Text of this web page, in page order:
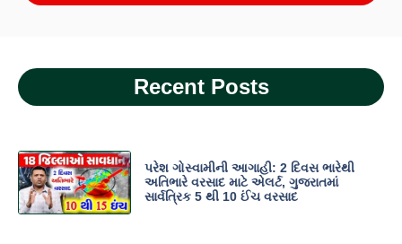
Recent Posts
પરેશ ગોસ્વામીની આગાહી: 2 દિવસ ભારેથી
અતિભારે વરસાદ માટે એલર્ટ, ગુજરાતમાં
સાર્વત્રિક 5 થી 10 ઈંચ વરસાદ